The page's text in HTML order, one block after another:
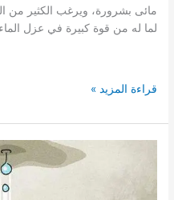
مائى بشرورة، ويرغب الكثير من
لما له من قوة كبيرة في عزل
افضل
عزل
مائى
مائى
قراءة المزيد »